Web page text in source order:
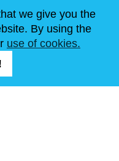
we give you the
By using the
use of cookies.